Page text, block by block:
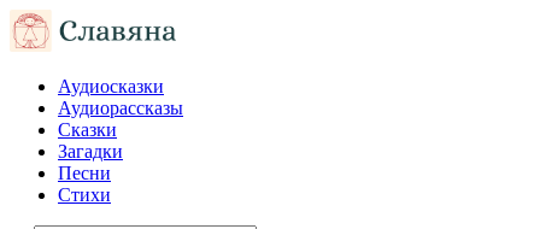
Аудиосказки
Аудиорассказы
Сказки
Загадки
Песни
Стихи